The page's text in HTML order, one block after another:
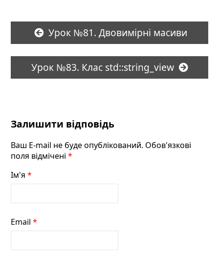
Урок №81. Двовимірні масиви
Урок №83. Клас std::string_view
Залишити відповідь
Ваш E-mail не буде опублікований. Обов'язкові
поля відмічені*
Ім'я*
Email*